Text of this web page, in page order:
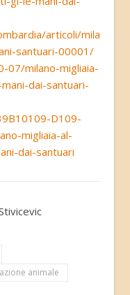
articoli/milano-
santuari-00001/
07/milano-migliaia-
dai-santuari-
D109-
migliaia-al-
dai-santuari
animale